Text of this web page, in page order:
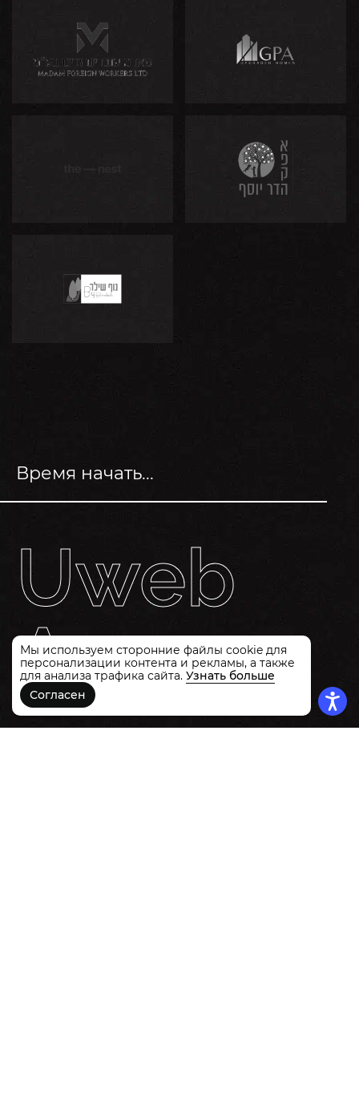
Время начать...
Uweb
Agency
Мы используем сторонние файлы cookie для
персонализации контента и рекламы, а также
для анализа трафика сайта. Узнать больше
Согласен